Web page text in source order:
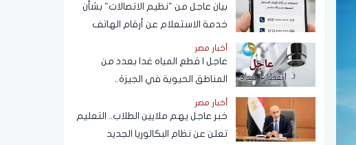
بيان عاجل من "نظيم الاتصالات" بشأن
خدمة الاستعلام عن أرقام الهاتف
المحمول المسجلة باسم المستخدم
عبر تطبيق My NTRA
أخبار مصر
عاجل | قطع المياه غدا بعدد من
المناطق الحيوية في الجيزة..
ومناشدات للمواطنين بتدبير
احتياجاتهم
أخبار مصر
خبر عاجل يهم ملايين الطلاب.. التعليم
تعلن عن نظام البكالوريا الجديد